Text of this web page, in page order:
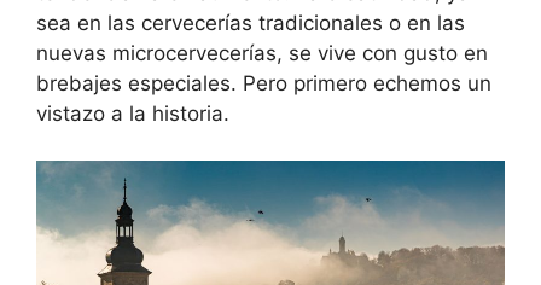
sea en las cervecerías tradicionales o en las
nuevas microcervecerías, se vive con gusto en
brebajes especiales. Pero primero echemos un
vistazo a la historia.